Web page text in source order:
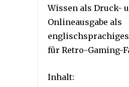
Wissen als Druck-
Onlineausgabe als
für Retro-Gaming-
Inhalt: